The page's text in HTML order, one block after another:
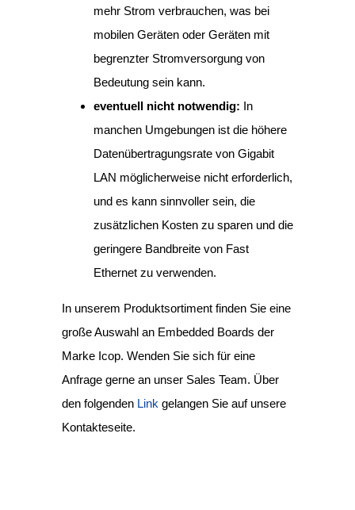
mehr Strom verbrauchen, was bei
mobilen Geräten oder Geräten mit
begrenzter Stromversorgung von
Bedeutung sein kann.
eventuell nicht notwendig: In
manchen Umgebungen ist die höhere
Datenübertragungsrate von Gigabit
LAN möglicherweise nicht erforderlich,
und es kann sinnvoller sein, die
zusätzlichen Kosten zu sparen und die
geringere Bandbreite von Fast
Ethernet zu verwenden.
In unserem Produktsortiment finden Sie eine
große Auswahl an Embedded Boards der
Marke Icop. Wenden Sie sich für eine
Anfrage gerne an unser Sales Team. Über
den folgendenLink gelangen Sie auf unsere
Kontakteseite.